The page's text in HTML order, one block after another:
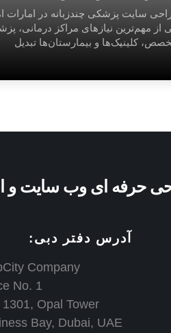
سایت پزشکی چندزبانه در امارات
از مهم‌ترین نیازهای مراکز درمانی،
کلینیک‌ها و بیمارستان‌ها تبدیل
حرفه ای وب سایت و
آدرس دفتر دبی:
Company
No. 1
1301, Opal Tower
Bay, Dubai, UAE